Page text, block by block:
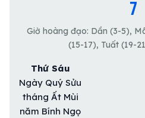
7
Giờ hoàng đạo: Dần (3-5),
(15-17), Tuất (19-
Thứ Sáu
Ngày Quý Sửu
tháng Ất Mùi
năm Bính Ngọ